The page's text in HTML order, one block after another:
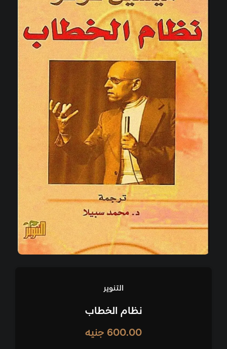
التنوير
نظام الخطاب
600.00 جنيه